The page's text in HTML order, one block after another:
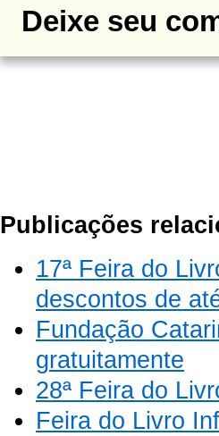
Deixe seu
Publicações
17ª Feira do
descontos de
Fundação
gratuitamente
28ª Feira do
Feira do Livro